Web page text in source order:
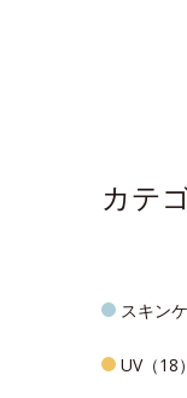
カテ
スキン
UV（18）